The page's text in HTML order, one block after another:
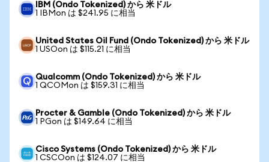
IBM (Ondo Tokenized) から 米ドル
1 IBMon は $241.95 に相当
United States Oil Fund (Ondo Tokenized) から 米ドル
1 USOon は $115.21 に相当
Qualcomm (Ondo Tokenized) から 米ドル
1 QCOMon は $159.31 に相当
Procter & Gamble (Ondo Tokenized) から 米ドル
1 PGon は $149.64 に相当
Cisco Systems (Ondo Tokenized) から 米ドル
1 CSCOon は $124.07 に相当